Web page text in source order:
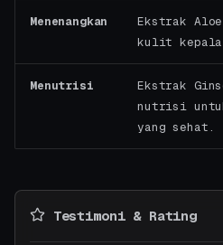
Menenangkan
Ekstrak Aloe
kulit
Menutrisi
Ekstrak
nutrisi untuk
yang sehat.
Testimoni & Rating